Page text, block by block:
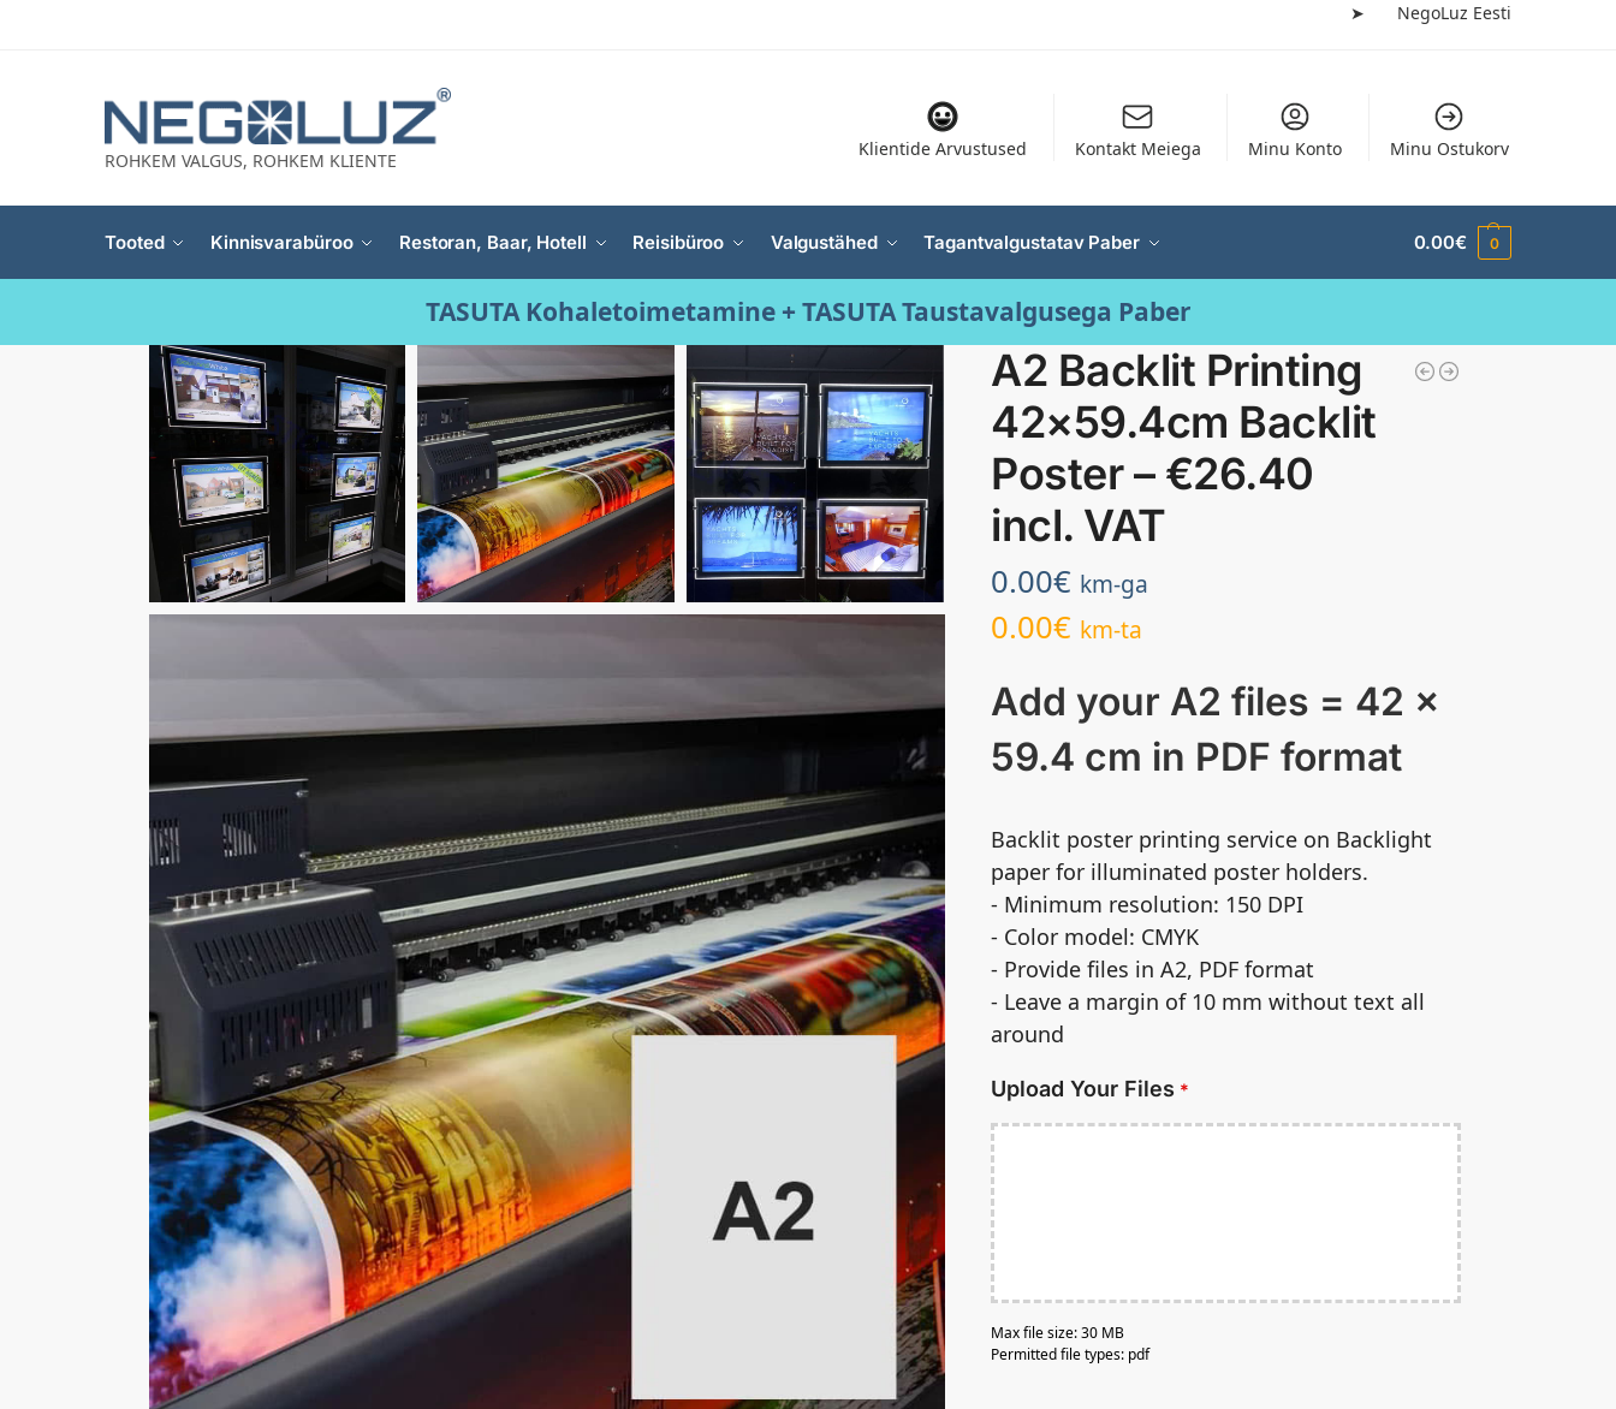
➤ NegoLuz Eesti
ROHKEM VALGUS, ROHKEM KLIENTE
Klientide Arvustused Kontakt Meiega Minu Konto Minu Ostukorv
Tooted Kinnisvarabüroo Restoran, Baar, Hotell Reisibüroo Valgustähed Tagantvalgustatav Paber 0.00€ 0
TASUTA Kohaletoimetamine + TASUTA Taustavalgusega Paber
A2 Backlit Printing
42×59.4cm Backlit
Poster – €26.40
incl. VAT
0.00€ km-ga
0.00€ km-ta
Add your A2 files = 42 x
59.4 cm in PDF format
Backlit poster printing service on Backlight
paper for illuminated poster holders.
- Minimum resolution: 150 DPI
- Color model: CMYK
- Provide files in A2, PDF format
- Leave a margin of 10 mm without text all
around
Upload Your Files *
Max file size: 30 MB
Permitted file types: pdf